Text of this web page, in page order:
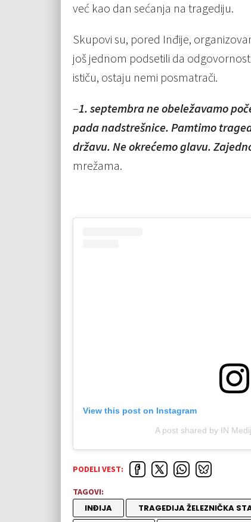
već kao dan sećanja na tragediju.
Skupovi su, pored Inđije,
još jednom podsetili da
ističu, ostaju nemi posmatrači.
–1. septembra ne obeležavamo
pada nadstrešnice. Pamtimo
državu. Ne okrećemo glavu.
mrežama.
View this post on Instagram
A post shared by IN
PODELI VEST:
TAGOVI:
INĐIJA TRAGEDIJA ŽELEZNIČKA